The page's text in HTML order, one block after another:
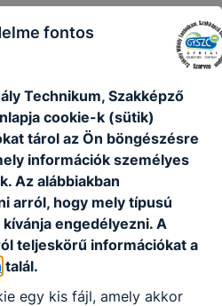
fontos
Technikum, Szakképző
cookie-k (sütik)
tárol az Ön böngészésre
információk személyes
Az alábbiakban
arról, hogy mely típusú
engedélyezni. A
teljeskörű információkat a
talál.
egy kis fájl, amely akkor